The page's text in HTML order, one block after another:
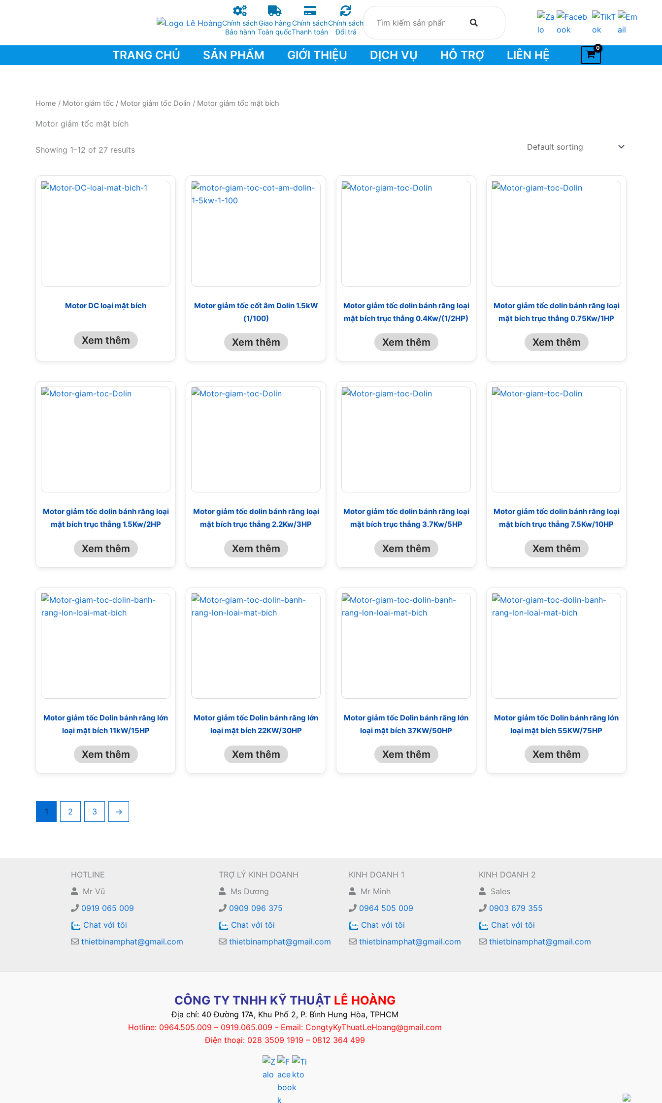
Chính sách
Bảo hành
Giao hàng
Toàn quốc
Chính sách
Thanh toán
Chính sách
Đổi trả
TRANG CHỦ SẢN PHẨM GIỚI THIỆU DỊCH VỤ HỖ TRỢ LIÊN HỆ
Home / Motor giảm tốc / Motor giảm tốc Dolin / Motor giảm tốc mặt bích
Motor giảm tốc mặt bích
Showing 1–12 of 27 results
Motor DC loại mặt bích
Xem thêm
Motor giảm tốc cốt âm Dolin 1.5kW
(1/100)
Xem thêm
Motor giảm tốc dolin bánh răng loại
mặt bích trục thẳng 0.4Kw/(1/2HP)
Xem thêm
Motor giảm tốc dolin bánh răng loại
mặt bích trục thẳng 0.75Kw/1HP
Xem thêm
Motor giảm tốc dolin bánh răng loại
mặt bích trục thẳng 1.5Kw/2HP
Xem thêm
Motor giảm tốc dolin bánh răng loại
mặt bích trục thẳng 2.2Kw/3HP
Xem thêm
Motor giảm tốc dolin bánh răng loại
mặt bích trục thẳng 3.7Kw/5HP
Xem thêm
Motor giảm tốc dolin bánh răng loại
mặt bích trục thẳng 7.5Kw/10HP
Xem thêm
Motor giảm tốc Dolin bánh răng lớn
loại mặt bích 11kW/15HP
Xem thêm
Motor giảm tốc Dolin bánh răng lớn
loại mặt bích 22KW/30HP
Xem thêm
Motor giảm tốc Dolin bánh răng lớn
loại mặt bích 37KW/50HP
Xem thêm
Motor giảm tốc Dolin bánh răng lớn
loại mặt bích 55KW/75HP
Xem thêm
1 2 3 →
HOTLINE
Mr Vũ
0919 065 009
Chat với tôi
thietbinamphat@gmail.com
TRỢ LÝ KINH DOANH
Ms Dương
0909 096 375
Chat với tôi
thietbinamphat@gmail.com
KINH DOANH 1
Mr Minh
0964 505 009
Chat với tôi
thietbinamphat@gmail.com
KINH DOANH 2
Sales
0903 679 355
Chat với tôi
thietbinamphat@gmail.com
CÔNG TY TNHH KỸ THUẬT LÊ HOÀNG
Địa chỉ: 40 Đường 17A, Khu Phố 2, P. Bình Hưng Hòa, TPHCM
Hotline: 0964.505.009 – 0919.065.009 - Email: CongtyKyThuatLeHoang@gmail.com
Điện thoại: 028 3509 1919 – 0812 364 499